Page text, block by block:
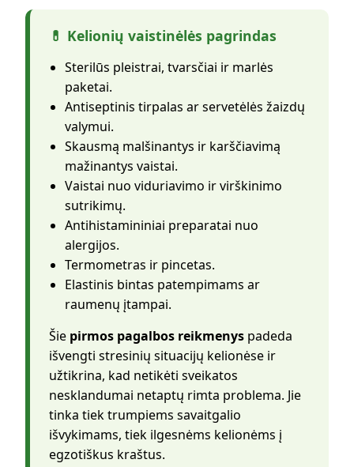
💊 Kelionių vaistinėlės pagrindas
Sterilūs pleistrai, tvarsčiai ir marlės
paketai.
Antiseptinis tirpalas ar servetėlės žaizdų
valymui.
Skausmą malšinantys ir karščiavimą
mažinantys vaistai.
Vaistai nuo viduriavimo ir virškinimo
sutrikimų.
Antihistamininiai preparatai nuo
alergijos.
Termometras ir pincetas.
Elastinis bintas patempimams ar
raumenų įtampai.
Šie pirmos pagalbos reikmenys padeda
išvengti stresinių situacijų kelionėse ir
užtikrina, kad netikėti sveikatos
nesklandumai netaptų rimta problema. Jie
tinka tiek trumpiems savaitgalio
išvykimams, tiek ilgesnėms kelionėms į
egzotiškus kraštus.